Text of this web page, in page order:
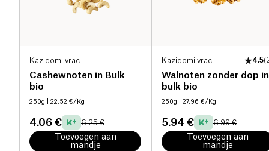
Kazidomi vrac
Cashewnoten in Bulk
bio
250g | 22.52 €/Kg
4.06 € 6.25 €
Toevoegen aan
mandje
Kazidomi vrac 4.5(
Walnoten zonder dop in
bulk bio
250g | 27.96 €/Kg
5.94 € 6.99 €
Toevoegen aan
mandje
0.013 g